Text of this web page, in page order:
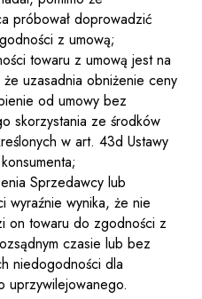
próbował doprowadzić
z umową;
towaru z umową jest na
że uzasadnia obniżenie ceny
od umowy bez
skorzystania ze środków
w art. 43d Ustawy
Sprzedawcy lub
wyraźnie wynika, że nie
on towaru do zgodności z
czasie lub bez
niedogodności dla
uprzywilejowanego.